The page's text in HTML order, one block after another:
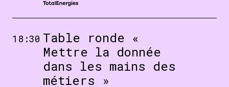
18:30 Table ronde «
Mettre la donnée
dans les mains des
métiers »